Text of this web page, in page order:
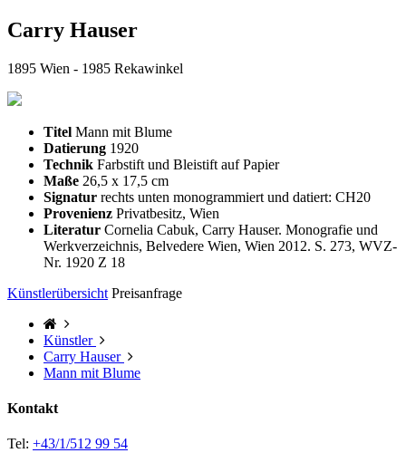
Carry Hauser
1895 Wien - 1985 Rekawinkel
Titel Mann mit Blume
Datierung 1920
Technik Farbstift und Bleistift auf Papier
Maße 26,5 x 17,5 cm
Signatur rechts unten monogrammiert und datiert: CH20
Provenienz Privatbesitz, Wien
Literatur Cornelia Cabuk, Carry Hauser. Monografie und
Werkverzeichnis, Belvedere Wien, Wien 2012. S. 273, WVZ-
Nr. 1920 Z 18
Künstlerübersicht Preisanfrage
Künstler
Carry Hauser
Mann mit Blume
Kontakt
Tel: +43/1/512 99 54